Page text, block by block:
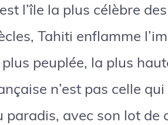
l’île la plus célèbre
Tahiti enflamme
plus peuplée, la plus
n’est pas celle
paradis, avec son lot de